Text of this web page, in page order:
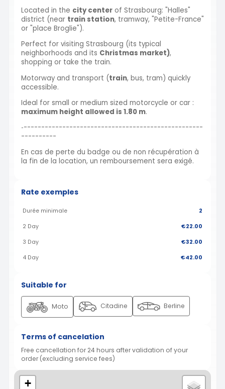
Located in the city center of Strasbourg: "Halles"
district (near train station, tramway, "Petite-France"
or "place Broglie").
Perfect for visiting Strasbourg (its typical
neighborhoods and its Christmas market),
shopping or take the train.
Motorway and transport (train, bus, tram) quickly
accessible.
Ideal for small or medium sized motorcycle or car :
maximum height allowed is 1.80 m.
‐---------------------------------------------------
----------
En cas de perte du badge ou de non récupération à
la fin de la location, un remboursement sera exigé.
Rate exemples
Durée minimale 2
2 Day €22.00
3 Day €32.00
4 Day €42.00
Suitable for
Moto Citadine Berline
Terms of cancelation
Free cancellation for 24 hours after validation of your
order (excluding service fees)
+